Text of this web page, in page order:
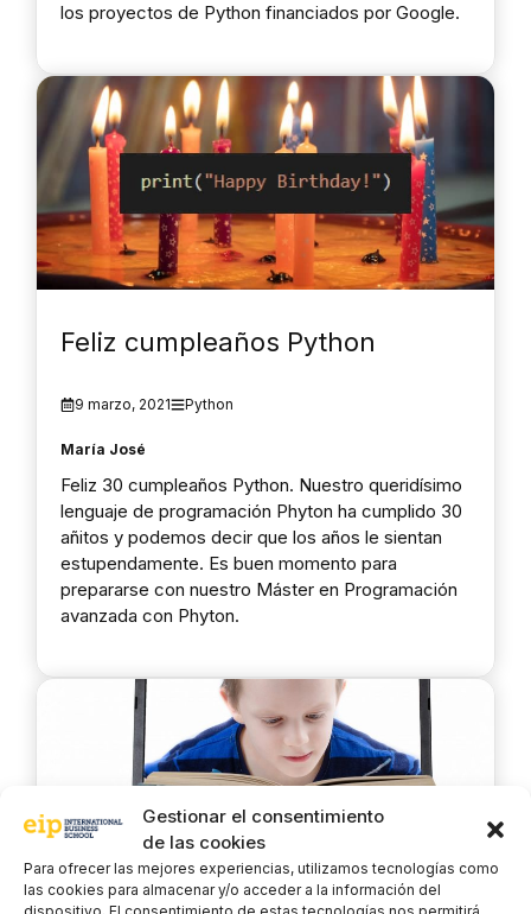
Gestionar el consentimiento
de las cookies
Para ofrecer las mejores experiencias, utilizamos tecnologías como
las cookies para almacenar y/o acceder a la información del
dispositivo. El consentimiento de estas tecnologías nos permitirá
los proyectos de Python financiados por Google.
Feliz cumpleaños Python
9 marzo, 2021 Python
María José
Feliz 30 cumpleaños Python. Nuestro queridísimo
lenguaje de programación Phyton ha cumplido 30
añitos y podemos decir que los años le sientan
estupendamente. Es buen momento para
prepararse con nuestro Máster en Programación
avanzada con Phyton.